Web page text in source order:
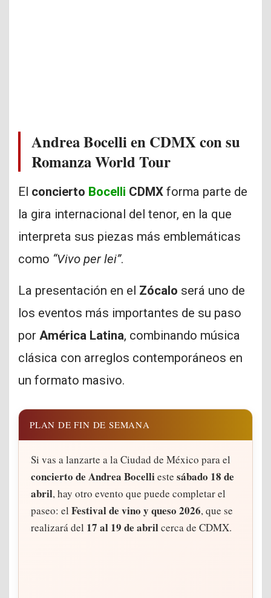
Andrea Bocelli en CDMX con su
Romanza World Tour
El concierto Bocelli CDMX forma parte de
la gira internacional del tenor, en la que
interpreta sus piezas más emblemáticas
como “Vivo per lei”.
La presentación en el Zócalo será uno de
los eventos más importantes de su paso
por América Latina, combinando música
clásica con arreglos contemporáneos en
un formato masivo.
PLAN DE FIN DE SEMANA
Si vas a lanzarte a la Ciudad de México para el
concierto de Andrea Bocellieste sábado 18 de
abril, hay otro evento que puede completar el
paseo: el Festival de vino y queso 2026, que se
realizará del 17 al 19 de abrilcerca de CDMX.